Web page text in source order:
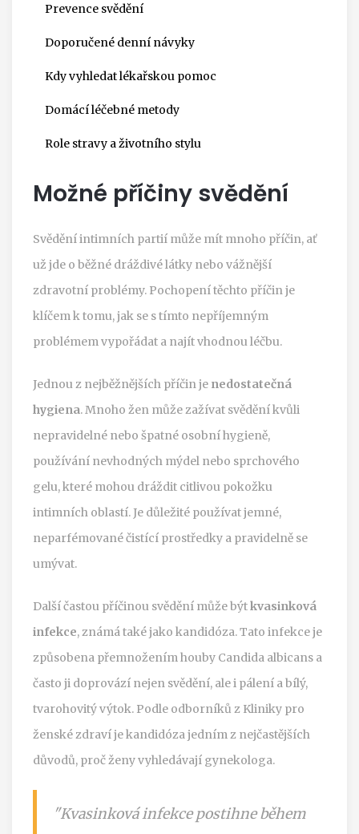
Prevence svědění
Doporučené denní návyky
Kdy vyhledat lékařskou pomoc
Domácí léčebné metody
Role stravy a životního stylu
Možné příčiny svědění
Svědění intimních partií může mít mnoho příčin, ať
už jde o běžné dráždivé látky nebo vážnější
zdravotní problémy. Pochopení těchto příčin je
klíčem k tomu, jak se s tímto nepříjemným
problémem vypořádat a najít vhodnou léčbu.
Jednou z nejběžnějších příčin je nedostatečná
hygiena. Mnoho žen může zažívat svědění kvůli
nepravidelné nebo špatné osobní hygieně,
používání nevhodných mýdel nebo sprchového
gelu, které mohou dráždit citlivou pokožku
intimních oblastí. Je důležité používat jemné,
neparfémované čistící prostředky a pravidelně se
umývat.
Další častou příčinou svědění může býtkvasinková
infekce, známá také jako kandidóza. Tato infekce je
způsobena přemnožením houby Candida albicans a
často ji doprovází nejen svědění, ale i pálení a bílý,
tvarohovitý výtok. Podle odborníků z Kliniky pro
ženské zdraví je kandidóza jedním z nejčastějších
důvodů, proč ženy vyhledávají gynekologa.
"Kvasinková infekce postihne během